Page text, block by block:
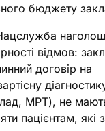
бюджету
відмов:
договір на
МРТ), не
пацієнтам, які